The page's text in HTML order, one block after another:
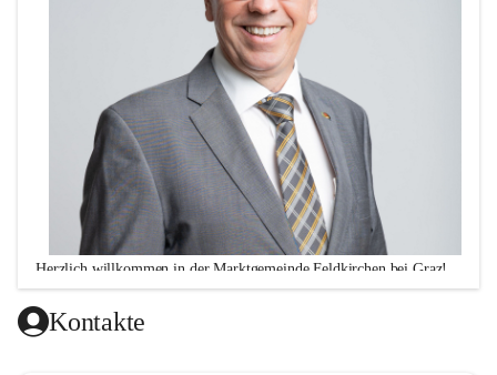
Herzlich willkommen in der Marktgemeinde Feldkirchen bei Graz!
Ich freue mich über Ihren Besuch auf unserer CITIES-Seite
und hoffe, dass wir Ihnen mit unseren Informationen zu
Kontakte